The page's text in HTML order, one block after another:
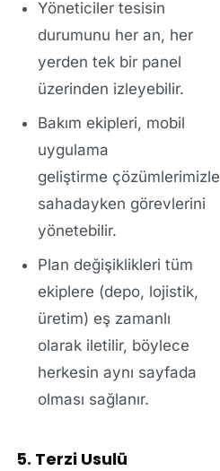
Yöneticiler tesisin
durumunu her an, her
yerden tek bir panel
üzerinden izleyebilir.
Bakım ekipleri, mobil
uygulama
geliştirme çözümlerimizle
sahadayken görevlerini
yönetebilir.
Plan değişiklikleri tüm
ekiplere (depo, lojistik,
üretim) eş zamanlı
olarak iletilir, böylece
herkesin aynı sayfada
olması sağlanır.
5. Terzi Usulü